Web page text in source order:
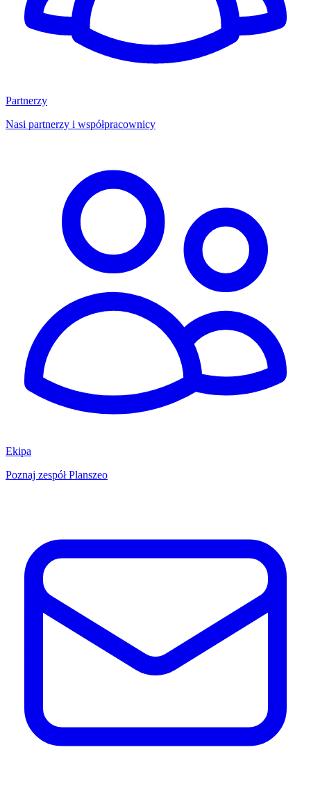
Partnerzy
Nasi partnerzy i współpracownicy
Ekipa
Poznaj zespół Planszeo